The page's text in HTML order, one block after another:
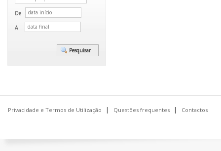
De
A
Privacidade e Termos de Utilização Questões frequentes Contactos